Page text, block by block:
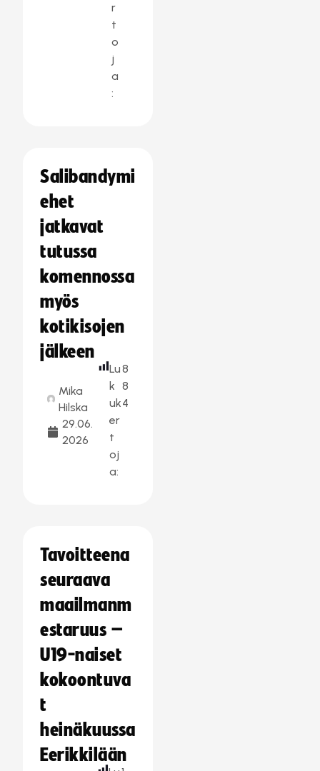
r
t
o
j
a
:
Salibandymi
ehet
jatkavat
tutussa
komennossa
myös
kotikisojen
jälkeen
Mika
Hilska
29.06.
2026
Lu
k
uk
er
t
oj
a:
8
8
4
Tavoitteena
seuraava
maailmanm
estaruus –
U19-naiset
kokoontuva
t
heinäkuussa
Eerikkilään